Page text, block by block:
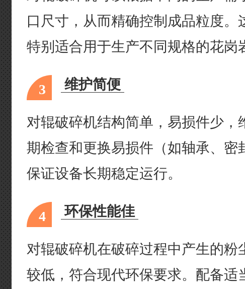
口尺寸，从而精确控制成品粒度。
特别适合用于生产不同规格的花岗
3 维护简便
对辊破碎机结构简单，易损件少，
期检查和更换易损件（如轴承、密
保证设备长期稳定运行。
4 环保性能佳
对辊破碎机在破碎过程中产生的粉
较低，符合现代环保要求。配备适